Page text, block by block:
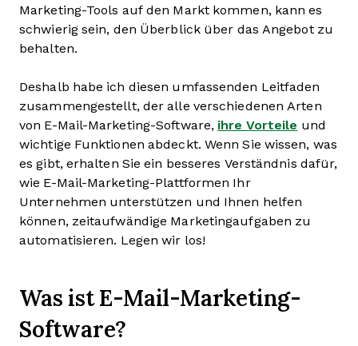
Marketing-Tools auf den Markt kommen, kann es
schwierig sein, den Überblick über das Angebot zu
behalten.
Deshalb habe ich diesen umfassenden Leitfaden
zusammengestellt, der alle verschiedenen Arten
von E-Mail-Marketing-Software, ihre Vorteile und
wichtige Funktionen abdeckt. Wenn Sie wissen, was
es gibt, erhalten Sie ein besseres Verständnis dafür,
wie E-Mail-Marketing-Plattformen Ihr
Unternehmen unterstützen und Ihnen helfen
können, zeitaufwändige Marketingaufgaben zu
automatisieren. Legen wir los!
Was ist E-Mail-Marketing-
Software?